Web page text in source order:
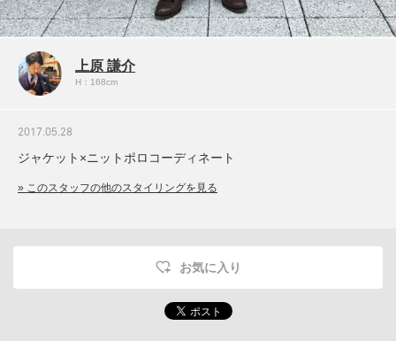
上原 謙介
H：168cm
2017.05.28
ジャケット×ニットポロコーディネート
» このスタッフの他のスタイリングを見る
お気に入り